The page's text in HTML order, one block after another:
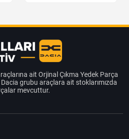
ait Orjinal Çıkma Yedek Parça
Dacia grubu araçlara ait stoklarımızda
mevcuttur.